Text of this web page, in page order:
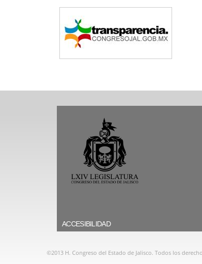
ACCESIBILIDAD
©2013 H. Congreso del Estado de Jalisco. Todos los